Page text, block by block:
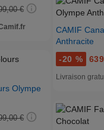
€
Olympe
€
CAMIF
Anthracite
-20 %
Livraison